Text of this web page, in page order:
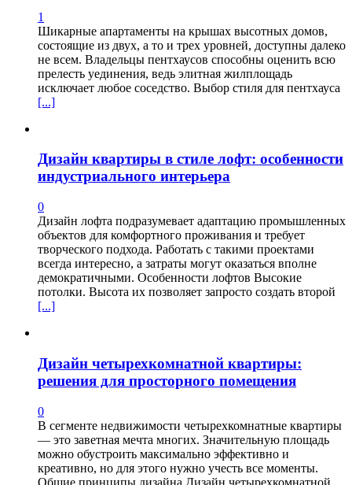
1
Шикарные апартаменты на крышах высотных домов,
состоящие из двух, а то и трех уровней, доступны далеко
не всем. Владельцы пентхаусов способны оценить всю
прелесть уединения, ведь элитная жилплощадь
исключает любое соседство. Выбор стиля для пентхауса
[...]
Дизайн квартиры в стиле лофт: особенности
индустриального интерьера
0
Дизайн лофта подразумевает адаптацию промышленных
объектов для комфортного проживания и требует
творческого подхода. Работать с такими проектами
всегда интересно, а затраты могут оказаться вполне
демократичными. Особенности лофтов Высокие
потолки. Высота их позволяет запросто создать второй
[...]
Дизайн четырехкомнатной квартиры:
решения для просторного помещения
0
В сегменте недвижимости четырехкомнатные квартиры
— это заветная мечта многих. Значительную площадь
можно обустроить максимально эффективно и
креативно, но для этого нужно учесть все моменты.
Общие принципы дизайна Дизайн четырехкомнатной